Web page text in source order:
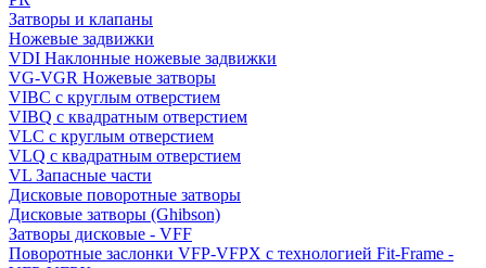
Затворы и клапаны
Ножевые задвижки
VDI Наклонные ножевые задвижки
VG-VGR Ножевые затворы
VIBC с круглым отверстием
VIBQ с квадратным отверстием
VLC с круглым отверстием
VLQ с квадратным отверстием
VL Запасные части
Дисковые поворотные затворы
Дисковые затворы (Ghibson)
Затворы дисковые - VFF
Поворотные заслонки VFP-VFPX с технологией Fit-Frame -